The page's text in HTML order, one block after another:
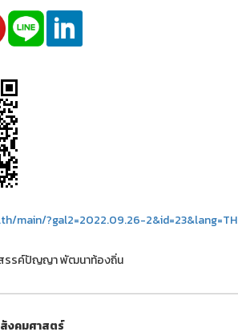
main/?gal2=2022.09.26-2&id=23&lang=TH
รรค์ปัญญา พัฒนาท้องถิ่น
งคมศาสตร์